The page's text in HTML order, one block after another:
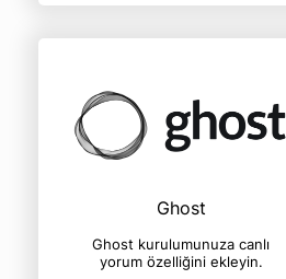
Ghost
Ghost kurulumunuza canlı
yorum özelliğini ekleyin.